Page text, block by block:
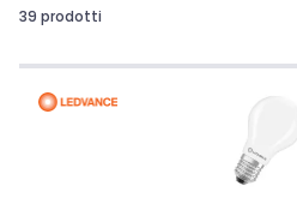
39 prodotti